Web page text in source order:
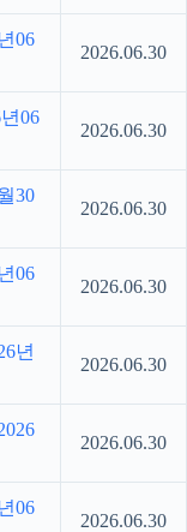
06
2026.06.30
06
2026.06.30
30
2026.06.30
06
2026.06.30
년
2026.06.30
2026.06.30
06
2026.06.30